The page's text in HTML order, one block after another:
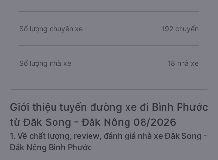
Số lượng chuyến xe 192 chuyến
Số lượng nhà xe 18 nhà xe
Giới thiệu tuyến đường xe đi Bình Phước
từ Đăk Song - Đắk Nông 08/2026
1. Về chất lượng, review, đánh giá nhà xe Đăk Song -
Đắk Nông Bình Phước